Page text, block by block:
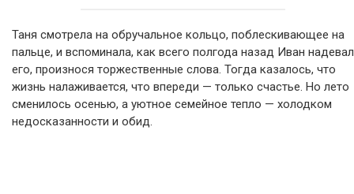
Таня смотрела на обручальное кольцо, поблескивающее на
пальце, и вспоминала, как всего полгода назад Иван надевал
его, произнося торжественные слова. Тогда казалось, что
жизнь налаживается, что впереди — только счастье. Но лето
сменилось осенью, а уютное семейное тепло — холодком
недосказанности и обид.